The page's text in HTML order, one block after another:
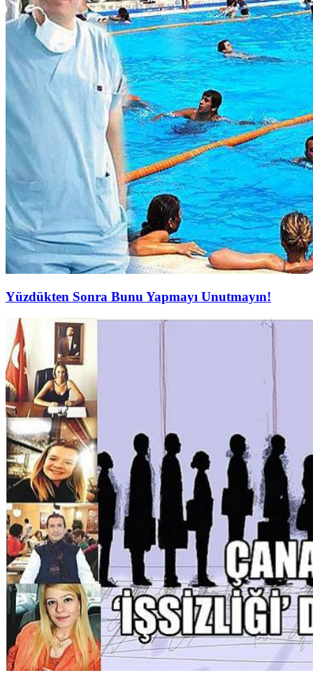
Yüzdükten Sonra Bunu Yapmayı Unutmayın!